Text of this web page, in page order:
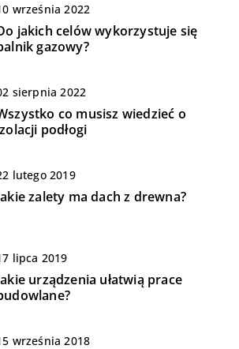
września 2022
jakich celów wykorzystuje się
gazowy?
sierpnia 2022
co musisz wiedzieć o
podłogi
lutego 2019
zalety ma dach z drewna?
lipca 2019
urządzenia ułatwią prace
września 2018